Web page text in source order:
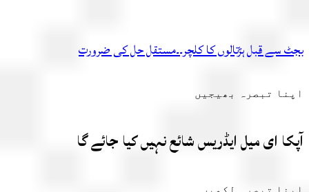
سے قبل ہڑتالوں کا کلچر۔۔مستقل حل کی ضرورت
تبصرہ بھیجیں
ای میل ایڈریس شائع نہیں کیا جائے گا